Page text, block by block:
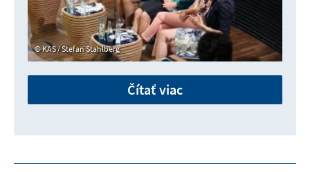
KAS / Stefan Stahlberg
Čítať viac